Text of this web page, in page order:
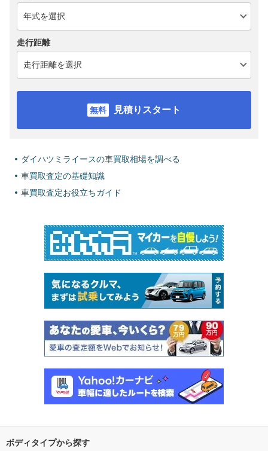
走行距離
見積りスタート
ダイハツミライースの車買取相場を調べる
車買取査定の基礎知識
車買取査定お役立ちガイド
ボディタイプから探す